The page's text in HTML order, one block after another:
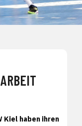
Kiel haben ihren